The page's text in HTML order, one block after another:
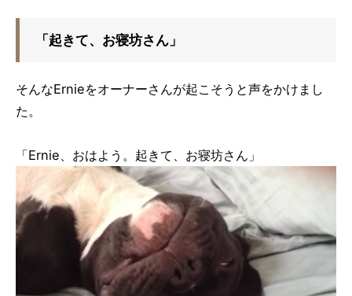
「起きて、お寝坊さん」
そんなErnieをオーナーさんが起こそうと声をかけまし
た。
「Ernie、おはよう。起きて、お寝坊さん」